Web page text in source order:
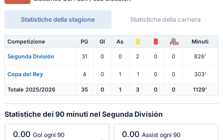
Statistiche della stagione Statistiche della carriera
Competizione PG Gl As PEN Minuti
Segunda División 31 0 0 2 0 0 826'
Copa del Rey 4 0 1 1 0 0 303'
Totale 2025/2026 35 0 1 3 0 0 1129'
Statistiche dei 90 minuti nel Segunda División
0.00 Gol ogni 90 0.00 Assist ogni 90